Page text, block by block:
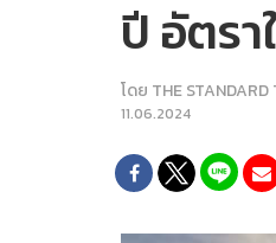
ปี อัตรา
โดย THE STANDARD
11.06.2024